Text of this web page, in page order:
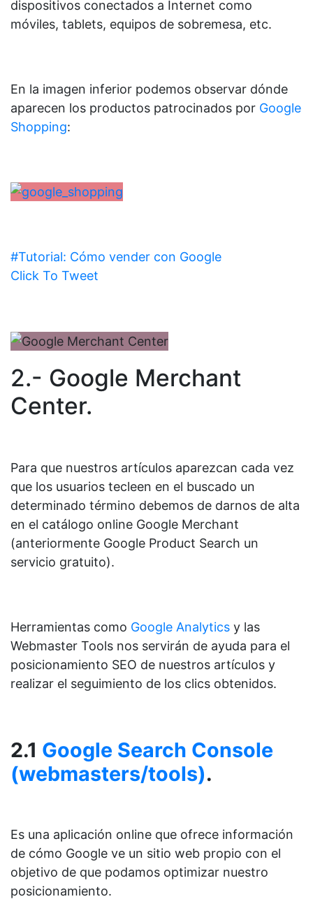
dispositivos conectados a Internet como
móviles, tablets, equipos de sobremesa, etc.
En la imagen inferior podemos observar dónde
aparecen los productos patrocinados por Google
Shopping:
#Tutorial: Cómo vender con Google
Click To Tweet
2.- Google Merchant
Center.
Para que nuestros artículos aparezcan cada vez
que los usuarios tecleen en el buscado un
determinado término debemos de darnos de alta
en el catálogo online Google Merchant
(anteriormente Google Product Search un
servicio gratuito).
Herramientas como Google Analytics y las
Webmaster Tools nos servirán de ayuda para el
posicionamiento SEO de nuestros artículos y
realizar el seguimiento de los clics obtenidos.
2.1 Google Search Console
(webmasters/tools).
Es una aplicación online que ofrece información
de cómo Google ve un sitio web propio con el
objetivo de que podamos optimizar nuestro
posicionamiento.